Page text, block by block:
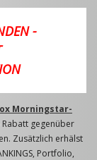
-
Morningstar-
gegenüber
Zusätzlich erhälst
Portfolio,